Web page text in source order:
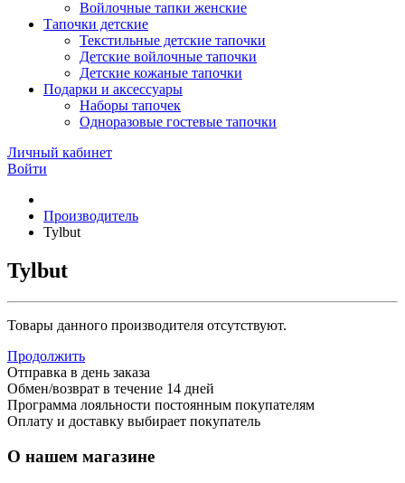
Войлочные тапки женские
Тапочки детские
Текстильные детские тапочки
Детские войлочные тапочки
Детские кожаные тапочки
Подарки и аксессуары
Наборы тапочек
Одноразовые гостевые тапочки
Личный кабинет
Войти
Производитель
Tylbut
Tylbut
Товары данного производителя отсутствуют.
Продолжить
Отправка в день заказа
Обмен/возврат в течение 14 дней
Программа лояльности постоянным покупателям
Оплату и доставку выбирает покупатель
О нашем магазине